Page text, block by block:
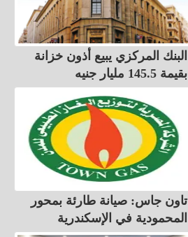
البنك المركزي يبيع أذون خزانة
بقيمة 145.5 مليار جنيه
تاون جاس: صيانة طارئة بمحور
المحمودية في الإسكندرية